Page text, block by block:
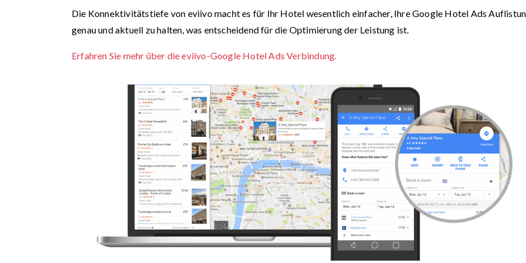
Die Konnektivitätstiefe von eviivo macht es für Ihr Hotel wesentlich einfacher, Ihre Google Hotel Ads
genau und aktuell zu halten, was entscheidend für die Optimierung der Leistung ist.
Erfahren Sie mehr über die eviivo-Google Hotel Ads Verbindung.